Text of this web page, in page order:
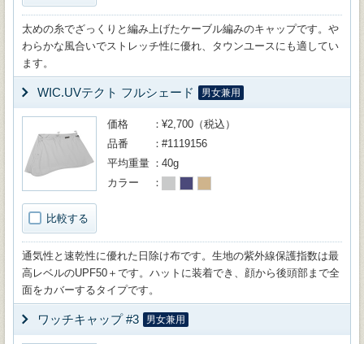
太めの糸でざっくりと編み上げたケーブル編みのキャップです。や
わらかな風合いでストレッチ性に優れ、タウンユースにも適してい
ます。
WIC.UVテクト フルシェード 男女兼用
比較する
価格
¥2,700（税込）
品番
#1119156
平均重量
40g
カラー
通気性と速乾性に優れた日除け布です。生地の紫外線保護指数は最
高レベルのUPF50＋です。ハットに装着でき、顔から後頭部まで全
面をカバーするタイプです。
ワッチキャップ #3 男女兼用